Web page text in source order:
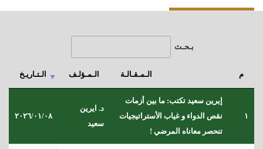
بـحـث
م الـمـقـالـة الـمـؤلـف الـتـاريـخ
الـمـقـالـة
١
إيرين سعيد تكتب: ما بين أزمات
نقص الدواء و غياب الأستراتيجيات
تنحصر معاناه المرضي !
د. ايرين
سعيد
٢٠٢٦/٠١/٠٨